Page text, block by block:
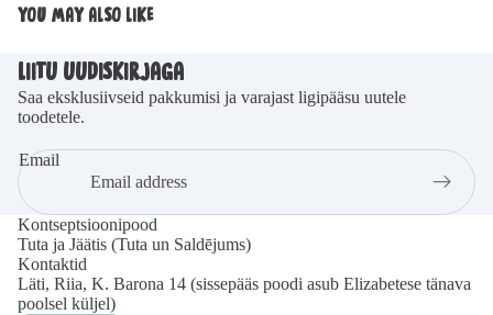
YOU MAY ALSO LIKE
LIITU UUDISKIRJAGA
Saa eksklusiivseid pakkumisi ja varajast ligipääsu uutele
toodetele.
Email
Kontseptsioonipood
Tuta ja Jäätis (Tuta un Saldējums)
Kontaktid
Läti, Riia, K. Barona 14 (sissepääs poodi asub Elizabetese tänava
poolsel küljel)